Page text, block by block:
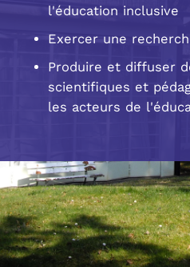
l'éducation inclusive
Exercer une
Produire et diffuser
scientifiques et
les acteurs de